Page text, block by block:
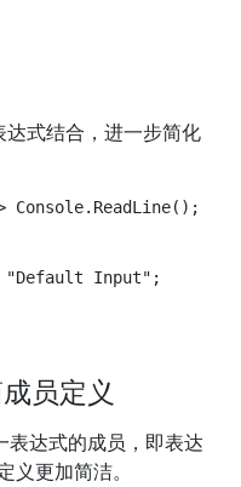
式结合，进一步简化
Input";
员定义
表达式的成员，即表达
更加简洁。